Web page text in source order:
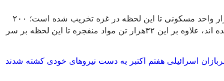
نماینده جنبش حماس گفت: بیش از ۵۰ هزار واحد مسکونی تا این لحظه در غزه تخریب شده است؛ ۲۰۰
هزار واحد مسکونی هم آسیب‌های جدی دیده اند، علاوه بر این ۳۲هزار تن مواد منفجره تا این لحظه بر سر